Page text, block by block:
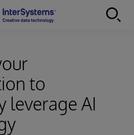
to
leverage AI